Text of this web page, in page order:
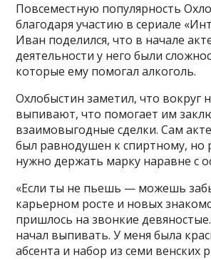
Повсеместную популярность
благодаря участию в сериале
Иван поделился, что в начале
деятельности у него были
которые ему помогал алкоголь.
Охлобыстин заметил, что вокруг
выпивают, что помогает им
взаимовыгодные сделки. Сам
был равнодушен к спиртному, но
нужно держать марку наравне с
«Если ты не пьешь — можешь
карьерном росте и новых
пришлось на звонкие
начал выпивать. У меня была
абсента и набор из семи венских